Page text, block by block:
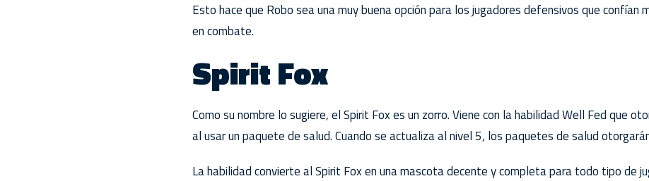
Esto hace que Robo sea una muy buena opción para los jugadores defensivos que confían
en combate.
Spirit Fox
Como su nombre lo sugiere, el Spirit Fox es un zorro. Viene con la habilidad Well Fed que
al usar un paquete de salud. Cuando se actualiza al nivel 5, los paquetes de salud
La habilidad convierte al Spirit Fox en una mascota decente y completa para todo tipo de